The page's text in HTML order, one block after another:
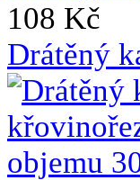
108 Kč
Drátěný